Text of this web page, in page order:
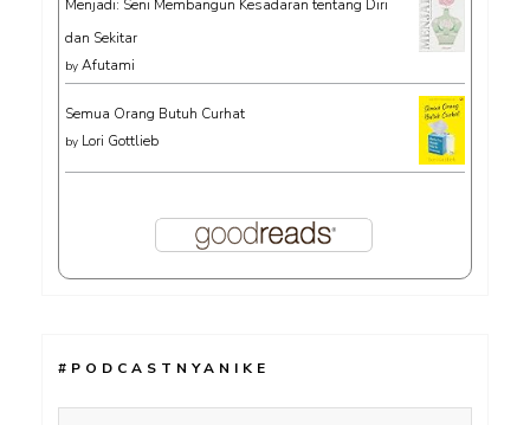
Menjadi: Seni Membangun Kesadaran tentang Diri
dan Sekitar
by Afutami
Semua Orang Butuh Curhat
by Lori Gottlieb
#PODCASTNYANIKE